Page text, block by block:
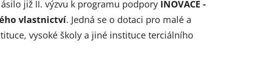
již II. výzvu k programu podpory INOVACE -
vlastnictví. Jedná se o dotaci pro malé a
vysoké školy a jiné instituce terciálního